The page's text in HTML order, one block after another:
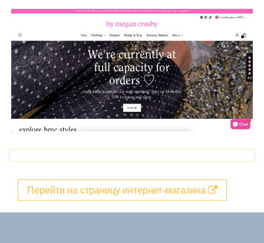
Перейти на страницу интернет-магазина